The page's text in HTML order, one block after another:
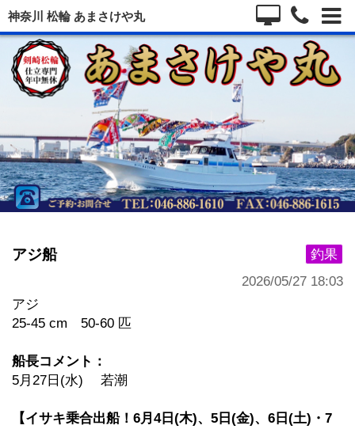
神奈川 松輪 あまさけや丸
釣果
アジ船
2026/05/27 18:03
アジ
25-45 cm 50-60 匹
船長コメント：
5月27日(水) 若潮
【イサキ乗合出船！ 6月 4日(木)、 5 日(金)、 6 日(土)・ 7